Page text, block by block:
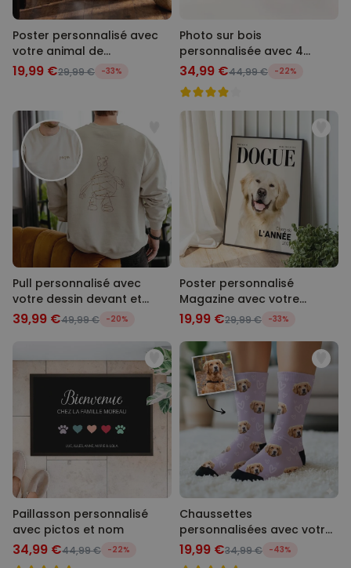
Poster personnalisé avec
votre animal de
compagnie
19,99 €29,99 € -33%
Photo sur bois
personnalisée avec 4
photos
34,99 €44,99 € -22%
Pull personnalisé avec
votre dessin devant et
derrière
39,99 €49,99 € -20%
Poster personnalisé
Magazine avec votre
animal
19,99 €29,99 € -33%
Paillasson personnalisé
avec pictos et nom
34,99 €44,99 € -22%
Chaussettes
personnalisées avec votre
animal de compagnie
19,99 €34,99 € -43%